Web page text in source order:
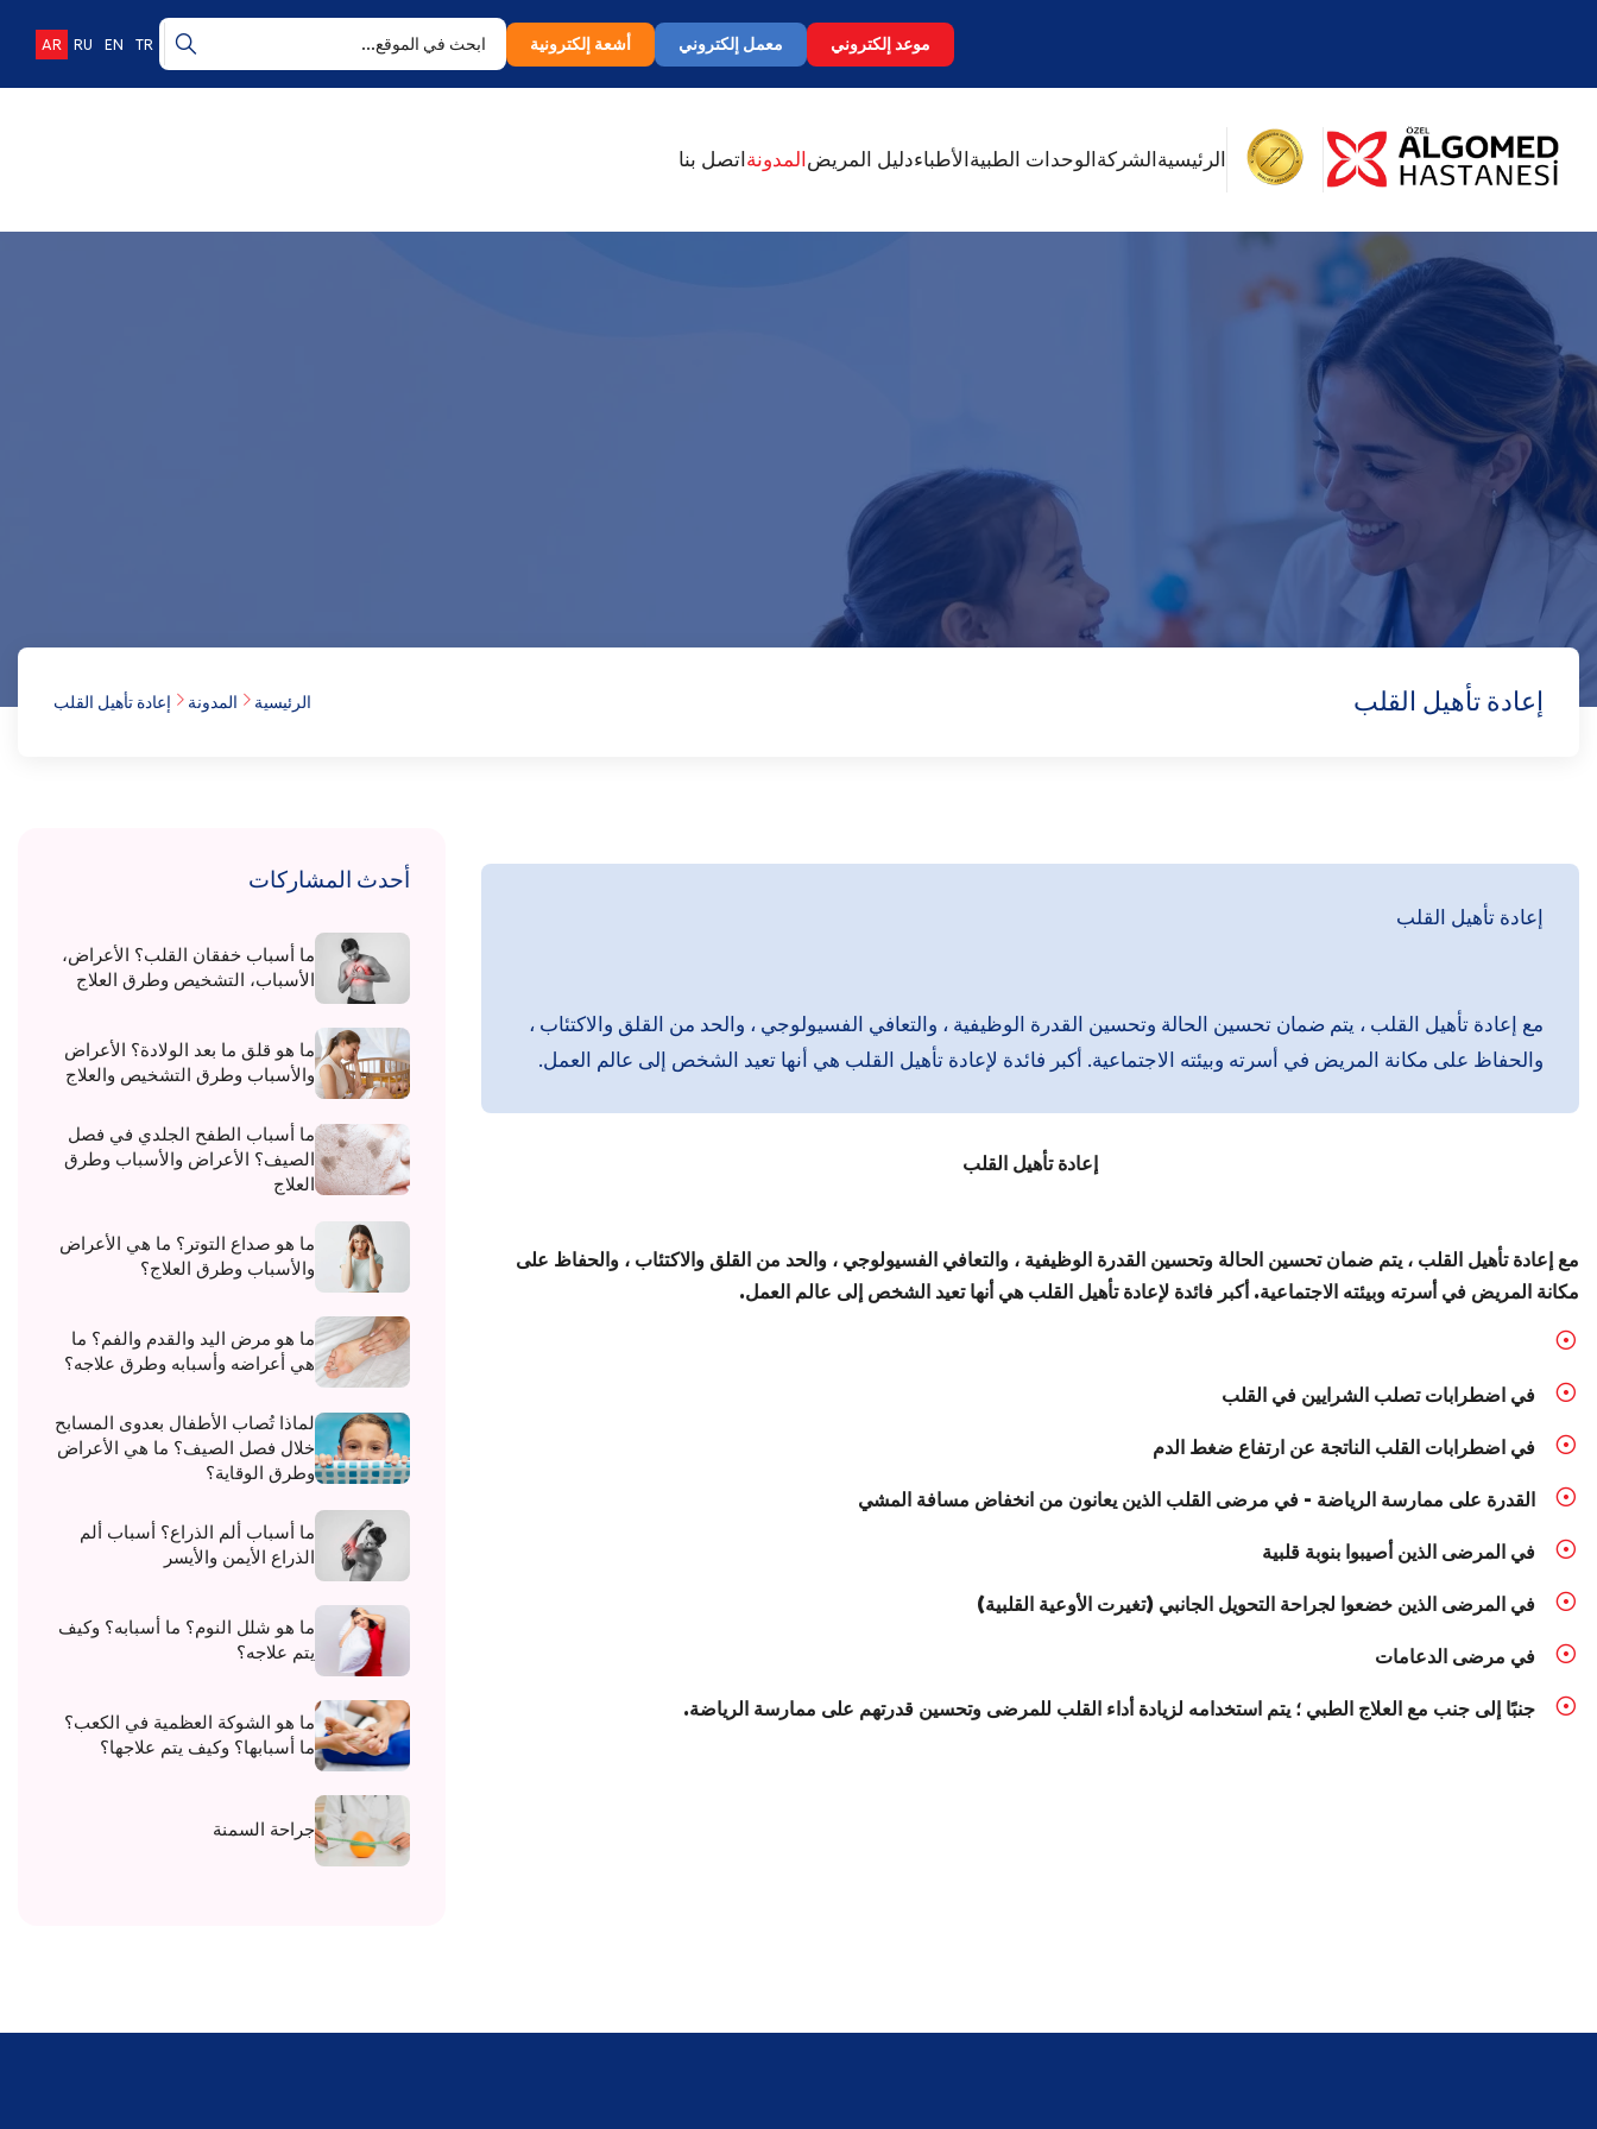
موعد إلكتروني معمل إلكتروني أشعة إلكترونية TR
EN
RU
AR
الرئيسية الشركة الوحدات الطبية الأطباءدليل المريض المدونة اتصل بنا
إعادة تأهيل القلب الرئيسية المدونة إعادة تأهيل القلب
إعادة تأهيل القلب
مع إعادة تأهيل القلب ، يتم ضمان تحسين الحالة وتحسين القدرة الوظيفية ، والتعافي الفسيولوجي ، والحد من القلق والاكتئاب ،
والحفاظ على مكانة المريض في أسرته وبيئته الاجتماعية. أكبر فائدة لإعادة تأهيل القلب هي أنها تعيد الشخص إلى عالم العمل.
إعادة تأهيل القلب
مع إعادة تأهيل القلب ، يتم ضمان تحسين الحالة وتحسين القدرة الوظيفية ، والتعافي الفسيولوجي ، والحد من القلق والاكتئاب ، والحفاظ على
مكانة المريض في أسرته وبيئته الاجتماعية. أكبر فائدة لإعادة تأهيل القلب هي أنها تعيد الشخص إلى عالم العمل.
في اضطرابات تصلب الشرايين في القلب
في اضطرابات القلب الناتجة عن ارتفاع ضغط الدم
القدرة على ممارسة الرياضة - في مرضى القلب الذين يعانون من انخفاض مسافة المشي
في المرضى الذين أصيبوا بنوبة قلبية
في المرضى الذين خضعوا لجراحة التحويل الجانبي (تغيرت الأوعية القلبية)
في مرضى الدعامات
جنبًا إلى جنب مع العلاج الطبي ؛ يتم استخدامه لزيادة أداء القلب للمرضى وتحسين قدرتهم على ممارسة الرياضة.
أحدث المشاركات
ما أسباب خفقان القلب؟ الأعراض،
الأسباب، التشخيص وطرق العلاج
ما هو قلق ما بعد الولادة؟ الأعراض
والأسباب وطرق التشخيص والعلاج
ما أسباب الطفح الجلدي في فصل
الصيف؟ الأعراض والأسباب وطرق
العلاج
ما هو صداع التوتر؟ ما هي الأعراض
والأسباب وطرق العلاج؟
ما هو مرض اليد والقدم والفم؟ ما
هي أعراضه وأسبابه وطرق علاجه؟
لماذا تُصاب الأطفال بعدوى المسابح
خلال فصل الصيف؟ ما هي الأعراض
وطرق الوقاية؟
ما أسباب ألم الذراع؟ أسباب ألم
الذراع الأيمن والأيسر
ما هو شلل النوم؟ ما أسبابه؟ وكيف
يتم علاجه؟
ما هو الشوكة العظمية في الكعب؟
ما أسبابها؟ وكيف يتم علاجها؟
جراحة السمنة